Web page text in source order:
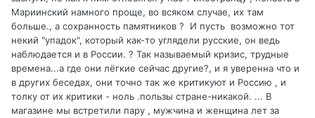
Мариинский намного проще, во всяком случае, их там
больше., а сохранность памятников ? И пусть возможно тот
некий "упадок", который как-то углядели русские, он ведь
наблюдается и в России. ? Так называемый кризис, трудные
времена...а где они лёгкие сейчас другие?, и я уверенна что и
в других беседах, они точно так же критикуют и Россию , и
толку от их критики - ноль .пользы стране-никакой. ... В
магазине мы встретили пару , мужчина и женщина лет за